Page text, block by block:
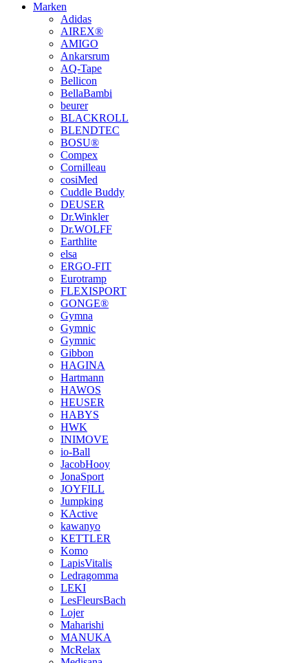
Marken
Adidas
AIREX®
AMIGO
Ankarsrum
AQ-Tape
Bellicon
BellaBambi
beurer
BLACKROLL
BLENDTEC
BOSU®
Compex
Cornilleau
cosiMed
Cuddle Buddy
DEUSER
Dr.Winkler
Dr.WOLFF
Earthlite
elsa
ERGO-FIT
Eurotramp
FLEXISPORT
GONGE®
Gymna
Gymnic
Gymnic
Gibbon
HAGINA
Hartmann
HAWOS
HEUSER
HABYS
HWK
INIMOVE
io-Ball
JacobHooy
JonaSport
JOYFILL
Jumpking
KActive
kawanyo
KETTLER
Komo
LapisVitalis
Ledragomma
LEKI
LesFleursBach
Lojer
Maharishi
MANUKA
McRelax